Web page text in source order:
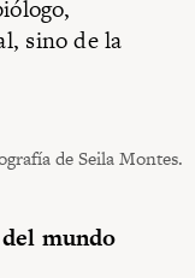
sino de la
de Seila Montes.
mundo